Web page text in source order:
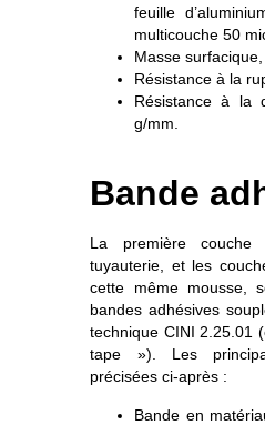
feuille
multicouche 50
Masse
Résistance à la
Résistance à la
g/mm.
Bande
La première
tuyauterie, et les
cette même mousse,
bandes adhésives
technique CINI 2.25.01
tape »). Les
précisées ci-après :
Bande en